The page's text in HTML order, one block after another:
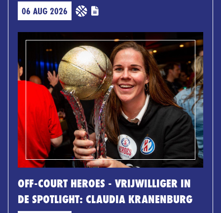
06 AUG 2026
OFF-COURT HEROES - VRIJWILLIGER IN
DE SPOTLIGHT: CLAUDIA KRANENBURG